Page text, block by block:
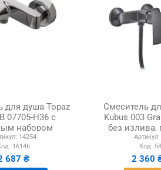
для душа Topaz
07705-H36 с
набором
14254
16146
687 ₴
Смеситель
Kubus 003
без излива,
Артикул:
Код:
2 360